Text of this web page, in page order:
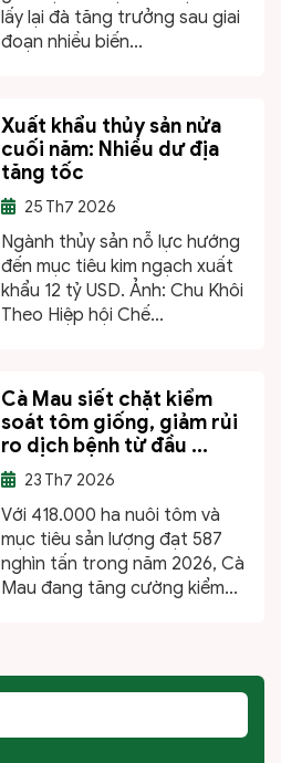
lấy lại đà tăng trưởng sau giai
đoạn nhiều biến...
Xuất khẩu thủy sản nửa
cuối năm: Nhiều dư địa
tăng tốc
25 Th7 2026
Ngành thủy sản nỗ lực hướng
đến mục tiêu kim ngạch xuất
khẩu 12 tỷ USD. Ảnh: Chu Khôi
Theo Hiệp hội Chế...
Cà Mau siết chặt kiểm
soát tôm giống, giảm rủi
ro dịch bệnh từ đầu ...
23 Th7 2026
Với 418.000 ha nuôi tôm và
mục tiêu sản lượng đạt 587
nghìn tấn trong năm 2026, Cà
Mau đang tăng cường kiểm...